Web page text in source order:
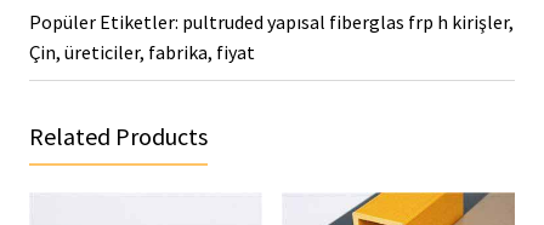
Popüler Etiketler: pultruded yapısal fiberglas frp h kirişler,
Çin, üreticiler, fabrika, fiyat
Related Products